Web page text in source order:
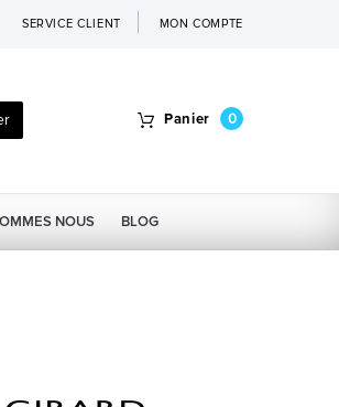
SERVICE CLIENT MON COMPTE
Panier 0
NOUS BLOG